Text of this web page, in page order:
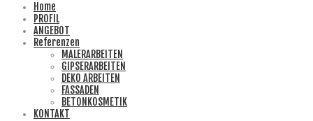
Home
PROFIL
ANGEBOT
Referenzen
MALERARBEITEN
GIPSERARBEITEN
DEKO ARBEITEN
FASSADEN
BETONKOSMETIK
KONTAKT